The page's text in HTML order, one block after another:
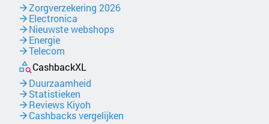
Zorgverzekering 2026
Electronica
Nieuwste webshops
Energie
Telecom
CashbackXL
Duurzaamheid
Statistieken
Reviews Kiyoh
Cashbacks vergelijken